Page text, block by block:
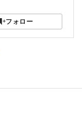
フォロー